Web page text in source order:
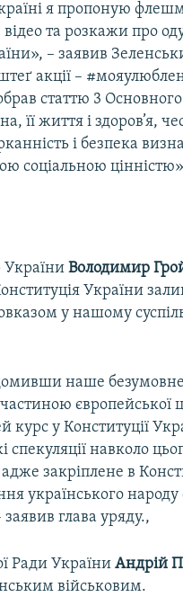
я пропоную
та розкажи про оду
– заявив
акції –
статтю 3
її життя і здоров’я,
і безпека
соціальною
України Володимир
України
у нашому
наше безумовне
європейської
курс у Конституції
спекуляції навколо
закріплене в
українського народу
глава уряду.,
Ради України Андрій
військовим.